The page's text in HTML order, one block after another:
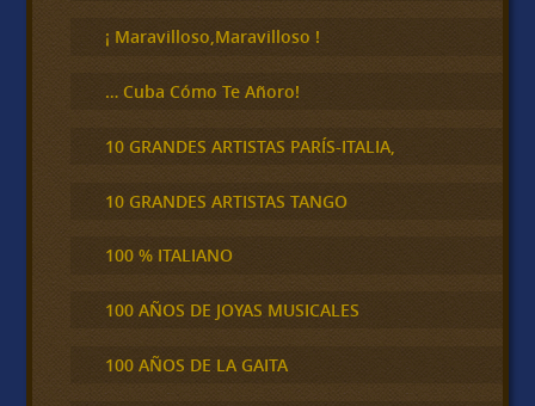
¡ Maravilloso,Maravilloso !
… Cuba Cómo Te Añoro!
10 GRANDES ARTISTAS PARÍS-ITALIA,
10 GRANDES ARTISTAS TANGO
100 % ITALIANO
100 AÑOS DE JOYAS MUSICALES
100 AÑOS DE LA GAITA